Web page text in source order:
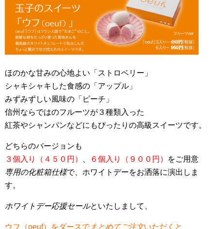
ほのかな甘みの心地よい「ストロベリー」
シャキシャキした食感の「アップル」
みずみずしい風味の「ピーチ」
信州ならではのフルーツが３種類入った
紅茶やシャンパンなどにもぴったりの高級スイーツです。
どちらのバージョンも
３個入り（４５０円）
６個入り（９００円）
をご用意
専用の化粧箱仕様で、ホワイトデーをお洒落に演出しま
す。
ホワイトデー応援セールといたしまして、
ウフ（oeuf）をダースでまとめてご注文いただくと